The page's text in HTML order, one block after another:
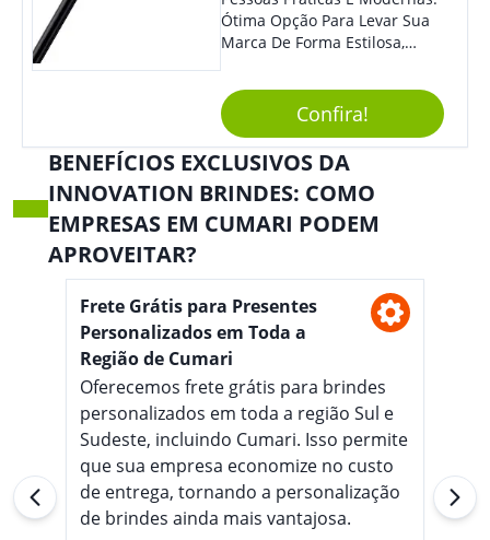
Ótima Opção Para Levar Sua
Marca De Forma Estilosa,
Empresa Em Eventos,
Reuniões Corporativas Ou Até
Mesmo Para Presentear
Colaboradores E Parceiros De
Sua Empresa.
Confira!
BENEFÍCIOS EXCLUSIVOS DA
INNOVATION BRINDES: COMO
EMPRESAS EM CUMARI PODEM
APROVEITAR?
Frete Grátis para Presentes
Personalizados em Toda a
Região de Cumari
Oferecemos frete grátis para brindes
personalizados em toda a região Sul e
Sudeste, incluindo Cumari. Isso permite
que sua empresa economize no custo
de entrega, tornando a personalização
de brindes ainda mais vantajosa.